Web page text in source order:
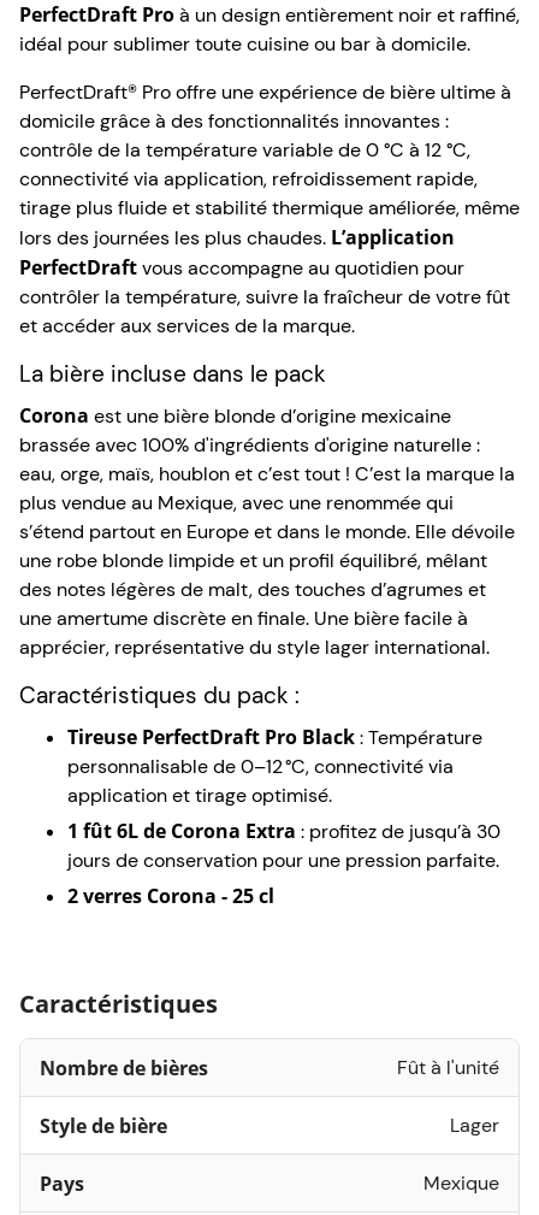
PerfectDraft Proà un design entièrement noir et raffiné,
idéal pour sublimer toute cuisine ou bar à domicile.
PerfectDraft® Pro offre une expérience de bière ultime à
domicile grâce à des fonctionnalités innovantes :
contrôle de la température variable de 0 °C à 12 °C,
connectivité via application, refroidissement rapide,
tirage plus fluide et stabilité thermique améliorée, même
lors des journées les plus chaudes. L’application
PerfectDraftvous accompagne au quotidien pour
contrôler la température, suivre la fraîcheur de votre fût
et accéder aux services de la marque.
La bière incluse dans le pack
Corona est une bière blonde d’origine mexicaine
brassée avec 100% d'ingrédients d'origine naturelle :
eau, orge, maïs, houblon et c’est tout ! C’est la marque la
plus vendue au Mexique, avec une renommée qui
s’étend partout en Europe et dans le monde. Elle dévoile
une robe blonde limpide et un profil équilibré, mêlant
des notes légères de malt, des touches d’agrumes et
une amertume discrète en finale. Une bière facile à
apprécier, représentative du style lager international.
Caractéristiques du pack :
Tireuse PerfectDraft Pro Black: Température
personnalisable de 0–12 °C, connectivité via
application et tirage optimisé.
1 fût 6L de Corona Extra : profitez de jusqu’à 30
jours de conservation pour une pression parfaite.
2 verres Corona - 25 cl
Caractéristiques
Nombre de bières Fût à l'unité
Style de bière Lager
Pays Mexique